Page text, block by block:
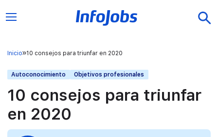
Inicio 10 consejos para triunfar en 2020
Autoconocimiento Objetivos profesionales
10 consejos para triunfar
en 2020